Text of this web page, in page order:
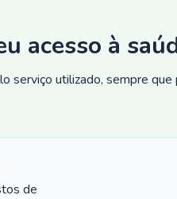
acesso à
serviço utilizado, sempre que
de